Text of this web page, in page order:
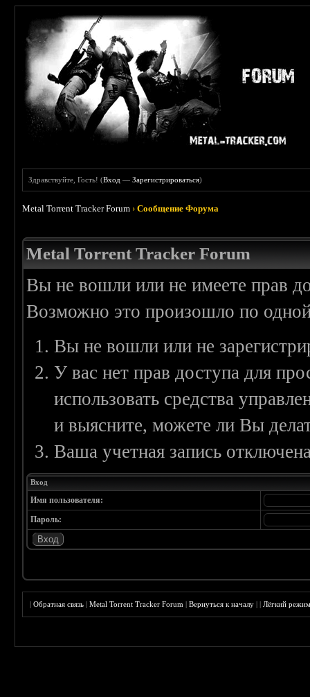
Здравствуйте, Гость! (Вход —Зарегистрироваться)
Metal Torrent Tracker Forum ›Сообщение Форума
Metal Torrent Tracker Forum
Вы не вошли или не имеете прав
Возможно это произошло по
Вы не вошли или не
У вас нет прав доступа для
использовать средства
и выясните, можете ли Вы
Ваша учетная запись
Вход
Имя пользователя:
Пароль:
|Обратная связь |Metal Torrent Tracker Forum |Вернуться к началу ||Лёгкий